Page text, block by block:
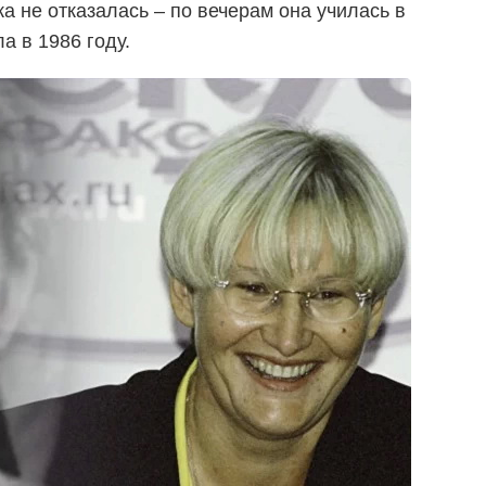
не отказалась – по вечерам она училась в
в 1986 году.